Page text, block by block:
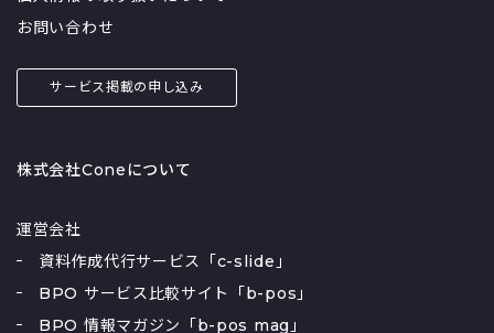
お問い合わせ
サービス掲載の申し込み
株式会社Coneについて
運営会社
資料作成代行サービス「c-slide」
BPO サービス比較サイト「b-pos」
BPO 情報マガジン「b-pos mag」